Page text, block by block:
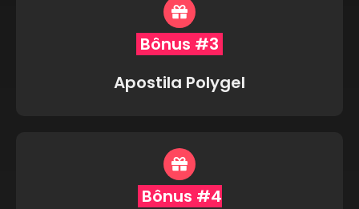
Bônus #3
Apostila Polygel
Bônus #4